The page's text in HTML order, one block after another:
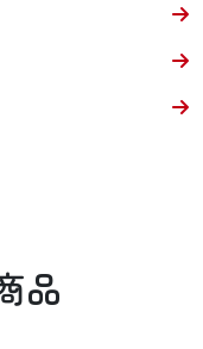
品